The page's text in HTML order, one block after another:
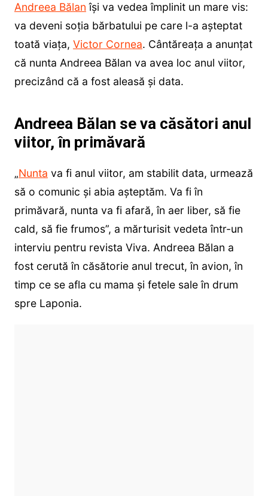
Andreea Bălan își va vedea împlinit un mare vis:
va deveni soția bărbatului pe care l-a așteptat
toată viața, Victor Cornea. Cântăreața a anunțat
că nunta Andreea Bălan va avea loc anul viitor,
precizând că a fost aleasă și data.
Andreea Bălan se va căsători anul
viitor, în primăvară
„Nunta va fi anul viitor, am stabilit data, urmează
să o comunic și abia așteptăm. Va fi în
primăvară, nunta va fi afară, în aer liber, să fie
cald, să fie frumos”, a mărturisit vedeta într-un
interviu pentru revista Viva. Andreea Bălan a
fost cerută în căsătorie anul trecut, în avion, în
timp ce se afla cu mama și fetele sale în drum
spre Laponia.